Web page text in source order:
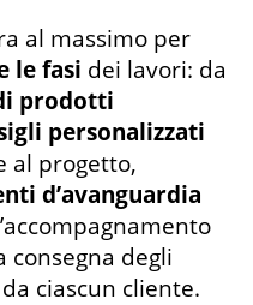
al massimo per
le fasi dei lavori: da
prodotti
personalizzati
al progetto,
d’avanguardia
consegna degli
ciascun cliente.